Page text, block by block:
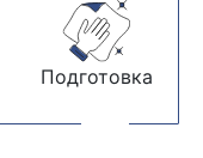
Подготовка